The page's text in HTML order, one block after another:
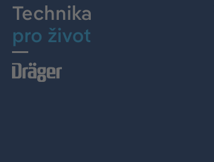
Technika
pro život